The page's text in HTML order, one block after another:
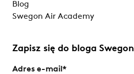
Blog
Swegon Air Academy
Zapisz się do bloga Swegon
Adres e-mail *